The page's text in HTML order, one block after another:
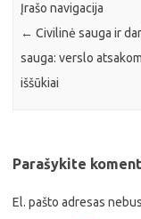
Įrašo navigacija
← Civilinė sauga ir
sauga: verslo
iššūkiai
Parašykite
El. pašto adresas